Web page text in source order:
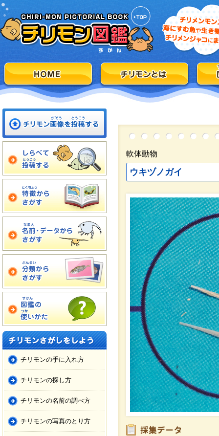
チリモンの手に入れ方
チリモンの探し方
チリモンの名前の調べ方
チリモンの写真のとり方
軟体動物
ウキヅノガイ